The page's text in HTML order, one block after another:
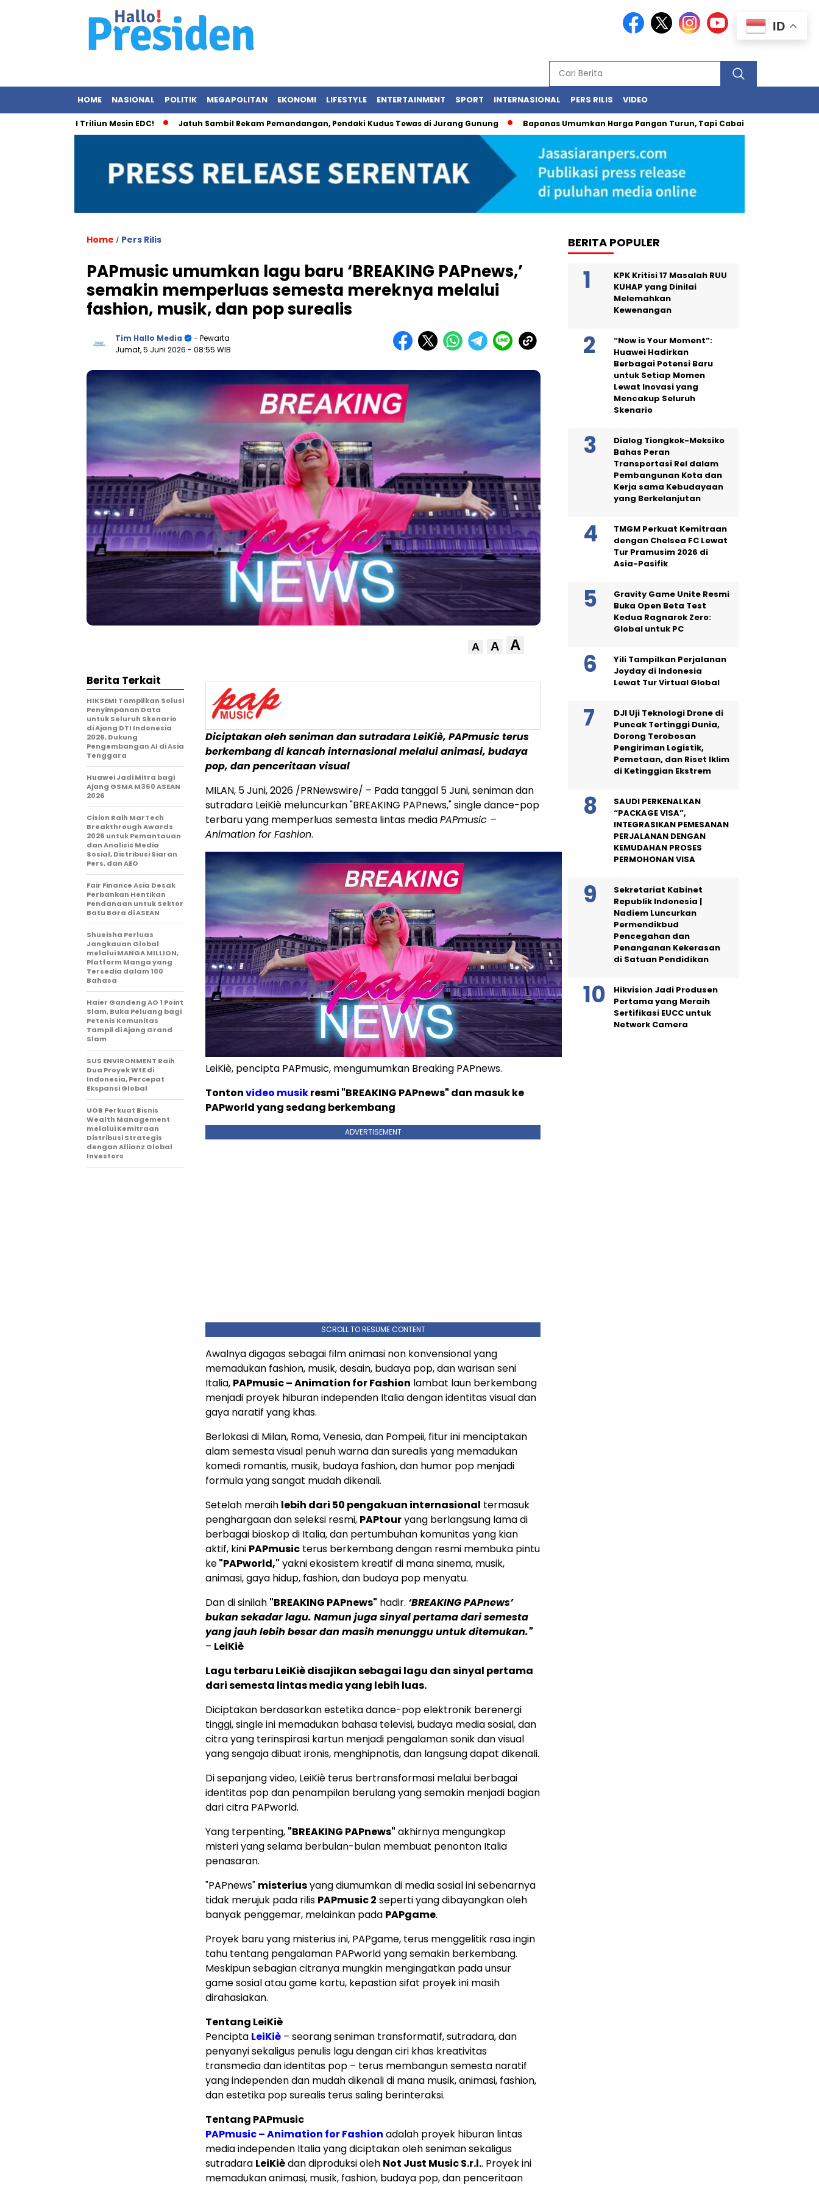
HOME NASIONAL POLITIK MEGAPOLITAN EKONOMI LIFESTYLE ENTERTAINMENT SPORT INTERNASIONAL PERS RILIS VIDEO
Rp2,1 Triliun Mesin EDC! Jatuh Sambil Rekam Pemandangan, Pendaki Kudus Tewas di Jurang Gunung Bapanas Umumkan Harga Pangan Turun, Tapi Cabai Masih Buat Kantong
Home / Pers Rilis
PAPmusic umumkan lagu baru ‘BREAKING PAPnews,’
semakin memperluas semesta mereknya melalui
fashion, musik, dan pop surealis
Tim Hallo Media
- Pewarta
Jumat, 5 Juni 2026 - 08:55 WIB
A A A
Diciptakan oleh seniman dan sutradara LeiKiè, PAPmusic terus
berkembang di kancah internasional melalui animasi, budaya
pop, dan penceritaan visual
MILAN, 5 Juni, 2026 /PRNewswire/ – Pada tanggal 5 Juni, seniman dan
sutradara LeiKiè meluncurkan "BREAKING PAPnews," single dance-pop
terbaru yang memperluas semesta lintas mediaPAPmusic –
Animation for Fashion.
LeiKiè, pencipta PAPmusic, mengumumkan Breaking PAPnews.
Tontonvideo musikresmi "BREAKING PAPnews" dan masuk ke
PAPworld yang sedang berkembang
ADVERTISEMENT
SCROLL TO RESUME CONTENT
Awalnya digagas sebagai film animasi non konvensional yang
memadukan fashion, musik, desain, budaya pop, dan warisan seni
Italia, PAPmusic – Animation for Fashion lambat laun berkembang
menjadi proyek hiburan independen Italia dengan identitas visual dan
gaya naratif yang khas.
Berlokasi di Milan, Roma, Venesia, dan Pompeii, fitur ini menciptakan
alam semesta visual penuh warna dan surealis yang memadukan
komedi romantis, musik, budaya fashion, dan humor pop menjadi
formula yang sangat mudah dikenali.
Setelah meraih lebih dari 50 pengakuan internasional termasuk
penghargaan dan seleksi resmi, PAPtouryang berlangsung lama di
berbagai bioskop di Italia, dan pertumbuhan komunitas yang kian
aktif, kini PAPmusic terus berkembang dengan resmi membuka pintu
ke"PAPworld," yakni ekosistem kreatif di mana sinema, musik,
animasi, gaya hidup, fashion, dan budaya pop menyatu.
Dan di sinilah "BREAKING PAPnews" hadir. ‘BREAKING PAPnews’
bukan sekadar lagu. Namun juga sinyal pertama dari semesta
yang jauh lebih besar dan masih menunggu untuk ditemukan."
– LeiKiè
Lagu terbaru LeiKiè disajikan sebagai lagu dan sinyal pertama
dari semesta lintas media yang lebih luas.
Diciptakan berdasarkan estetika dance-pop elektronik berenergi
tinggi, single ini memadukan bahasa televisi, budaya media sosial, dan
citra yang terinspirasi kartun menjadi pengalaman sonik dan visual
yang sengaja dibuat ironis, menghipnotis, dan langsung dapat dikenali.
Di sepanjang video, LeiKiè terus bertransformasi melalui berbagai
identitas pop dan penampilan berulang yang semakin menjadi bagian
dari citra PAPworld.
Yang terpenting, "BREAKING PAPnews" akhirnya mengungkap
misteri yang selama berbulan-bulan membuat penonton Italia
penasaran.
"PAPnews" misteriusyang diumumkan di media sosial ini sebenarnya
tidak merujuk pada rilis PAPmusic 2 seperti yang dibayangkan oleh
banyak penggemar, melainkan pada PAPgame.
Proyek baru yang misterius ini, PAPgame, terus menggelitik rasa ingin
tahu tentang pengalaman PAPworld yang semakin berkembang.
Meskipun sebagian citranya mungkin mengingatkan pada unsur
game sosial atau game kartu, kepastian sifat proyek ini masih
dirahasiakan.
Tentang LeiKiè
Pencipta LeiKiè – seorang seniman transformatif, sutradara, dan
penyanyi sekaligus penulis lagu dengan ciri khas kreativitas
transmedia dan identitas pop – terus membangun semesta naratif
yang independen dan mudah dikenali di mana musik, animasi, fashion,
dan estetika pop surealis terus saling berinteraksi.
Tentang PAPmusic
PAPmusic – Animation for Fashion adalah proyek hiburan lintas
media independen Italia yang diciptakan oleh seniman sekaligus
sutradara LeiKièdan diproduksi oleh Not Just Music S.r.l.. Proyek ini
memadukan animasi, musik, fashion, budaya pop, dan penceritaan
Berita Terkait
HIKSEMI Tampilkan Solusi
Penyimpanan Data
untuk Seluruh Skenario
di Ajang DTI Indonesia
2026, Dukung
Pengembangan AI di Asia
Tenggara
Huawei Jadi Mitra bagi
Ajang GSMA M360 ASEAN
2026
Cision Raih MarTech
Breakthrough Awards
2026 untuk Pemantauan
dan Analisis Media
Sosial, Distribusi Siaran
Pers, dan AEO
Fair Finance Asia Desak
Perbankan Hentikan
Pendanaan untuk Sektor
Batu Bara di ASEAN
Shueisha Perluas
Jangkauan Global
melalui MANGA MILLION,
Platform Manga yang
Tersedia dalam 100
Bahasa
Haier Gandeng AO 1 Point
Slam, Buka Peluang bagi
Petenis Komunitas
Tampil di Ajang Grand
Slam
SUS ENVIRONMENT Raih
Dua Proyek WtE di
Indonesia, Percepat
Ekspansi Global
UOB Perkuat Bisnis
Wealth Management
melalui Kemitraan
Distribusi Strategis
dengan Allianz Global
Investors
BERITA POPULER
KPK Kritisi 17 Masalah RUU
KUHAP yang Dinilai
Melemahkan
Kewenangan
“Now is Your Moment”:
Huawei Hadirkan
Berbagai Potensi Baru
untuk Setiap Momen
Lewat Inovasi yang
Mencakup Seluruh
Skenario
Dialog Tiongkok-Meksiko
Bahas Peran
Transportasi Rel dalam
Pembangunan Kota dan
Kerja sama Kebudayaan
yang Berkelanjutan
TMGM Perkuat Kemitraan
dengan Chelsea FC Lewat
Tur Pramusim 2026 di
Asia-Pasifik
Gravity Game Unite Resmi
Buka Open Beta Test
Kedua Ragnarok Zero:
Global untuk PC
Yili Tampilkan Perjalanan
Joyday di Indonesia
Lewat Tur Virtual Global
DJI Uji Teknologi Drone di
Puncak Tertinggi Dunia,
Dorong Terobosan
Pengiriman Logistik,
Pemetaan, dan Riset Iklim
di Ketinggian Ekstrem
SAUDI PERKENALKAN
“PACKAGE VISA”,
INTEGRASIKAN PEMESANAN
PERJALANAN DENGAN
KEMUDAHAN PROSES
PERMOHONAN VISA
Sekretariat Kabinet
Republik Indonesia |
Nadiem Luncurkan
Permendikbud
Pencegahan dan
Penanganan Kekerasan
di Satuan Pendidikan
Hikvision Jadi Produsen
Pertama yang Meraih
Sertifikasi EUCC untuk
Network Camera
ID